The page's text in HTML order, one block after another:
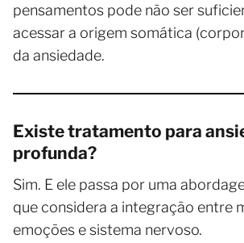
pensamentos pode não ser
acessar a origem somática
da ansiedade.
Existe tratamento para
profunda?
Sim. E ele passa por uma
que considera a integração entre
emoções e sistema nervoso.